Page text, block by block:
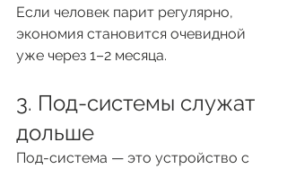
Если человек парит регулярно,
экономия становится очевидной
уже через 1–2 месяца.
3. Под-системы служат
дольше
Под-система — это устройство с